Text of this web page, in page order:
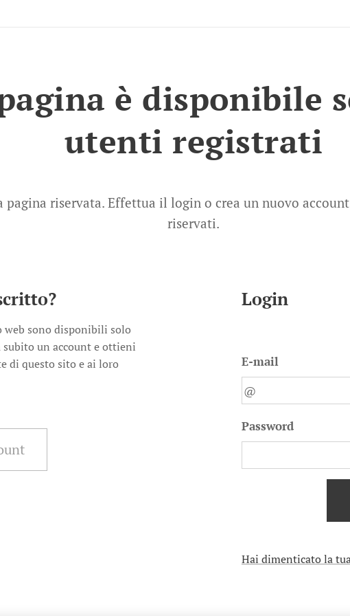
è disponibile
utenti registrati
pagina riservata. Effettua il login o crea un nuovo
riservati.
web sono disponibili solo
un account e ottieni
di questo sito e ai loro
Login
E-mail
Password
Hai dimenticato la